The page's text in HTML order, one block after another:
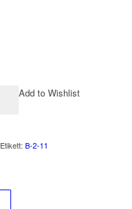
Add to Wishlist
Etikett: B-2-11